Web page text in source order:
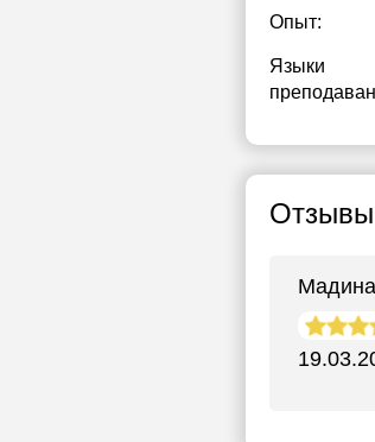
Опыт:
Языки
Отзывы
Мадина